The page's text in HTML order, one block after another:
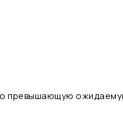
превышающую